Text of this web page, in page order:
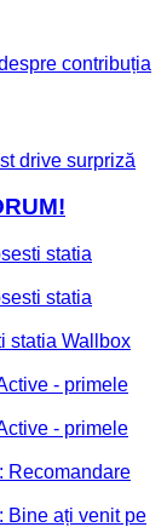
contribuția
drive surpriză
statia
statia
statia Wallbox
- primele
- primele
Recomandare
Bine ați venit pe